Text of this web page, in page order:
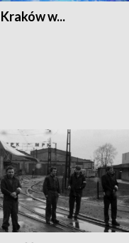
w...